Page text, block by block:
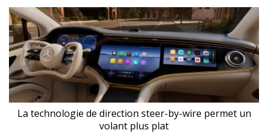
La technologie de direction steer-by-wire permet un
volant plus plat